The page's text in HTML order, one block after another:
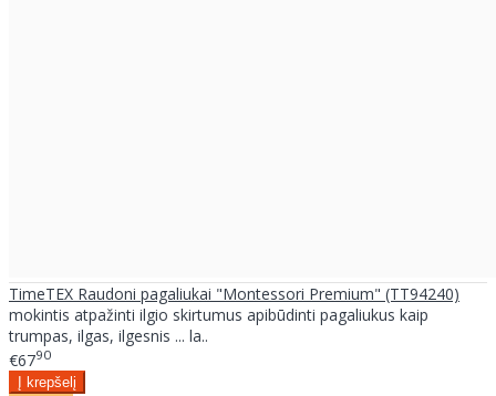
TimeTEX Raudoni pagaliukai "Montessori Premium" (TT94240)
mokintis atpažinti ilgio skirtumus apibūdinti pagaliukus kaip
trumpas, ilgas, ilgesnis ... la..
€6790